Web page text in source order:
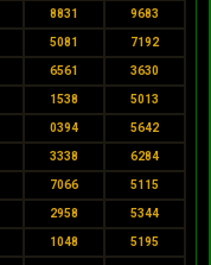
8831 9683
5081 7192
6561 3630
1538 5013
0394 5642
3338 6284
7066 5115
2958 5344
1048 5195